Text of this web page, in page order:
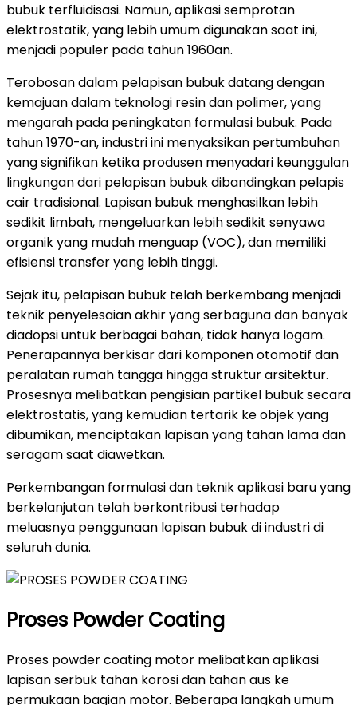
bubuk terfluidisasi. Namun, aplikasi semprotan
elektrostatik, yang lebih umum digunakan saat ini,
menjadi populer pada tahun 1960an.
Terobosan dalam pelapisan bubuk datang dengan
kemajuan dalam teknologi resin dan polimer, yang
mengarah pada peningkatan formulasi bubuk. Pada
tahun 1970-an, industri ini menyaksikan pertumbuhan
yang signifikan ketika produsen menyadari keunggulan
lingkungan dari pelapisan bubuk dibandingkan pelapis
cair tradisional. Lapisan bubuk menghasilkan lebih
sedikit limbah, mengeluarkan lebih sedikit senyawa
organik yang mudah menguap (VOC), dan memiliki
efisiensi transfer yang lebih tinggi.
Sejak itu, pelapisan bubuk telah berkembang menjadi
teknik penyelesaian akhir yang serbaguna dan banyak
diadopsi untuk berbagai bahan, tidak hanya logam.
Penerapannya berkisar dari komponen otomotif dan
peralatan rumah tangga hingga struktur arsitektur.
Prosesnya melibatkan pengisian partikel bubuk secara
elektrostatis, yang kemudian tertarik ke objek yang
dibumikan, menciptakan lapisan yang tahan lama dan
seragam saat diawetkan.
Perkembangan formulasi dan teknik aplikasi baru yang
berkelanjutan telah berkontribusi terhadap
meluasnya penggunaan lapisan bubuk di industri di
seluruh dunia.
Proses Powder Coating
Proses powder coating motor melibatkan aplikasi
lapisan serbuk tahan korosi dan tahan aus ke
permukaan bagian motor. Beberapa langkah umum